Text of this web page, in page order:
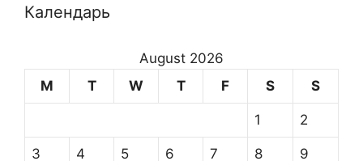
Календарь
August 2026
M
T W T F S S
1 2
3 4 5 6 7 8 9